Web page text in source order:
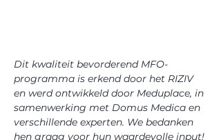
Dit kwaliteit bevorderend MFO-
programma is erkend door het RIZIV
en werd ontwikkeld door Meduplace, in
samenwerking met Domus Medica en
verschillende experten. We bedanken
hen graag voor hun waardevolle input!